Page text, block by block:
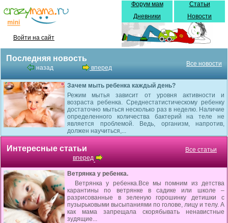
Войти на сайт
Форум мам
Дневники
Статьи
Новости
Последняя новость
назад вперед
Все новости
Зачем мыть ребенка каждый день?
Режим мытья зависит от уровня активности и
возраста ребенка. Среднестатистическому ребенку
достаточно мыться несколько раз в неделю. Наличие
определенного количества бактерий на теле не
является проблемой. Ведь, организм, напротив,
должен научиться,...
Интересные статьи
вперед
Все статьи
Ветрянка у ребенка.
Ветрянка у ребенка.Все мы помним из детства
карантины по ветрянке в садике или школе –
разрисованные в зеленую горошинку детишки с
пузырьковыми высыпаниями по голове, лицу и телу. А
как мама запрещала скорябывать ненавистные
зудящие...